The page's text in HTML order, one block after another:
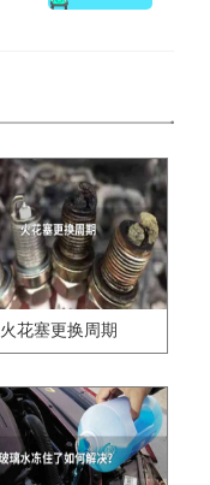
火花塞更换周期